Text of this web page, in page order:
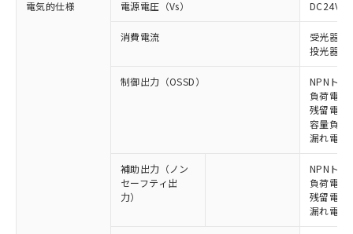
電気的仕様 電源電圧（Vs）
消費電流
受光器:
投光器:
制御出力（OSSD）
NPNトラ
負荷電流
残留電圧
容量負荷
漏れ電流
補助出力（ノン
セーフティ出
力）
NPNトラ
負荷電流
残留電圧
漏れ電流